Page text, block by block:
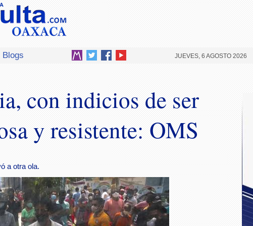
Blogs JUEVES, 6 AGOSTO 2026
con indicios de ser
y resistente: OMS
a otra ola.